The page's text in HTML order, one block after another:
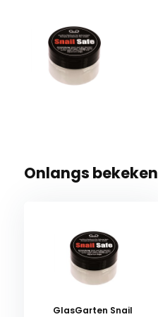
Onlangs bekeken
GlasGarten Snail